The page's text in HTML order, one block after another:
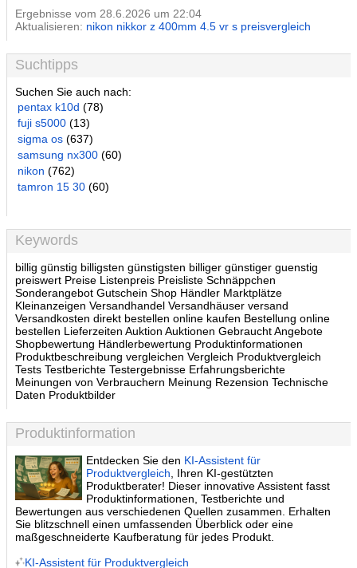
Ergebnisse vom 28.6.2026 um 22:04
Aktualisieren: nikon nikkor z 400mm 4.5 vr s preisvergleich
Suchtipps
Suchen Sie auch nach:
pentax k10d (78)
fuji s5000 (13)
sigma os (637)
samsung nx300 (60)
nikon (762)
tamron 15 30 (60)
Keywords
billig günstig billigsten günstigsten billiger günstiger guenstig
preiswert Preise Listenpreis Preisliste Schnäppchen
Sonderangebot Gutschein Shop Händler Marktplätze
Kleinanzeigen Versandhandel Versandhäuser versand
Versandkosten direkt bestellen online kaufen Bestellung online
bestellen Lieferzeiten Auktion Auktionen Gebraucht Angebote
Shopbewertung Händlerbewertung Produktinformationen
Produktbeschreibung vergleichen Vergleich Produktvergleich
Tests Testberichte Testergebnisse Erfahrungsberichte
Meinungen von Verbrauchern Meinung Rezension Technische
Daten Produktbilder
Produktinformation
Entdecken Sie den KI-Assistent für
Produktvergleich , Ihren KI-gestützten
Produktberater! Dieser innovative Assistent fasst
Produktinformationen, Testberichte und
Bewertungen aus verschiedenen Quellen zusammen. Erhalten
Sie blitzschnell einen umfassenden Überblick oder eine
maßgeschneiderte Kaufberatung für jedes Produkt.
KI-Assistent für Produktvergleich